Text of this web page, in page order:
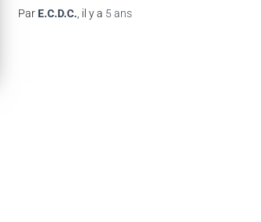
Par E.C.D.C. , il y a 5 ans